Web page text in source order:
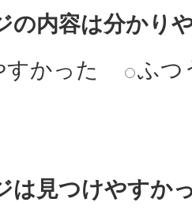
の内容は分かり
かった
ふつ
は見つけやすか